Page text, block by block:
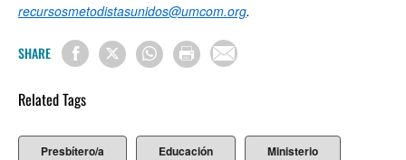
recursosmetodistasunidos@umcom.org.
SHARE
Related Tags
Presbítero/a Educación Ministerio